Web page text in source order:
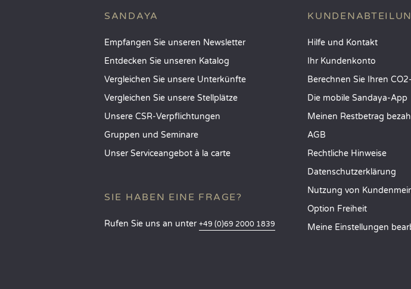
SANDAYA
Empfangen Sie unseren Newsletter
Entdecken Sie unseren Katalog
Vergleichen Sie unsere Unterkünfte
Vergleichen Sie unsere Stellplätze
Unsere CSR-Verpflichtungen
Gruppen und Seminare
Unser Serviceangebot à la carte
SIE HABEN EINE FRAGE?
Rufen Sie uns an unter +49 (0)69 2000 1839
Hilfe und Kontakt
Ihr Kundenkonto
Berechnen Sie Ihren
Die mobile Sandaya-App
Meinen Restbetrag
AGB
Rechtliche Hinweise
Datenschutzerklärung
Nutzung von
Option Freiheit
Meine Einstellungen